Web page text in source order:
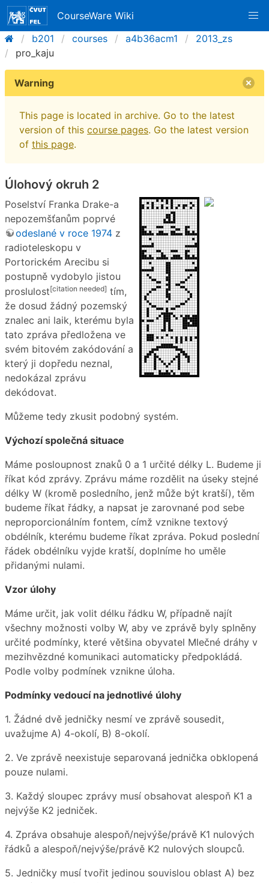
CourseWare Wiki
b201
courses a4b36acm1
2013_zs
pro_kaju
Warning
This page is located in archive. Go to the latest
version of this course pages. Go the latest version
of this page.
Úlohový okruh 2
Poselství Franka Drake-a
nepozemšťanům poprvé
odeslané v roce 1974 z
radioteleskopu v
Portorickém Arecibu si
postupně vydobylo jistou
proslulost[citation needed] tím,
že dosud žádný pozemský
znalec ani laik, kterému byla
tato zpráva předložena ve
svém bitovém zakódování a
který ji dopředu neznal,
nedokázal zprávu
dekódovat.
Můžeme tedy zkusit podobný systém.
Výchozí společná situace
Máme posloupnost znaků 0 a 1 určité délky L. Budeme ji
říkat kód zprávy. Zprávu máme rozdělit na úseky stejné
délky W (kromě posledního, jenž může být kratší), těm
budeme říkat řádky, a napsat je zarovnané pod sebe
neproporcionálním fontem, címž vznikne textový
obdélník, kterému budeme říkat zpráva. Pokud poslední
řádek obdélníku vyjde kratší, doplníme ho uměle
přidanými nulami.
Vzor úlohy
Máme určit, jak volit délku řádku W, případně najít
všechny možnosti volby W, aby ve zprávě byly splněny
určité podmínky, které většina obyvatel Mlečné dráhy v
mezihvězdné komunikaci automaticky předpokládá.
Podle volby podmínek vznikne úloha.
Podmínky vedoucí na jednotlivé úlohy
1. Žádné dvě jedničky nesmí ve zprávě sousedit,
uvažujme A) 4-okolí, B) 8-okolí.
2. Ve zprávě neexistuje separovaná jednička obklopená
pouze nulami.
3. Každý sloupec zprávy musí obsahovat alespoň K1 a
nejvýše K2 jedniček.
4. Zpráva obsahuje alespoň/nejvýše/právě K1 nulových
řádků a alespoň/nejvýše/právě K2 nulových sloupců.
5. Jedničky musí tvořit jedinou souvislou oblast A) bez